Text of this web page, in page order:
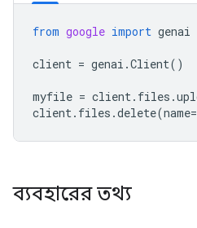
from google import genai
client = genai .Client()
myfile = client. files .
client. files .delete(name=
ব্যবহারের তথ্য